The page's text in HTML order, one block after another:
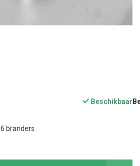
Beschikbaar
branders